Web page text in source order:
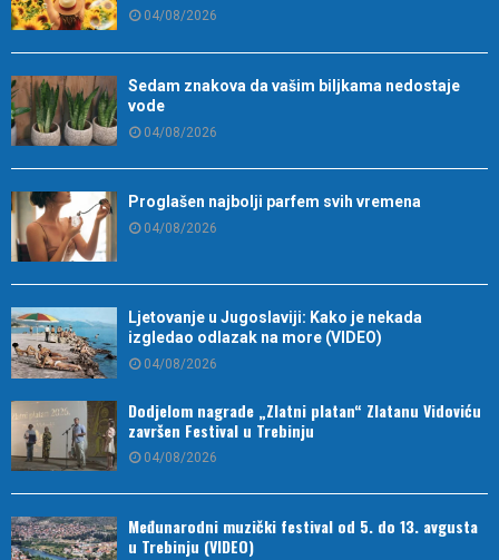
04/08/2026
Sedam znakova da vašim biljkama nedostaje
vode
04/08/2026
Proglašen najbolji parfem svih vremena
04/08/2026
Ljetovanje u Jugoslaviji: Kako je nekada
izgledao odlazak na more (VIDEO)
04/08/2026
Dodjelom nagrade „Zlatni platan“ Zlatanu Vidoviću
završen Festival u Trebinju
04/08/2026
Međunarodni muzički festival od 5. do 13. avgusta
u Trebinju (VIDEO)